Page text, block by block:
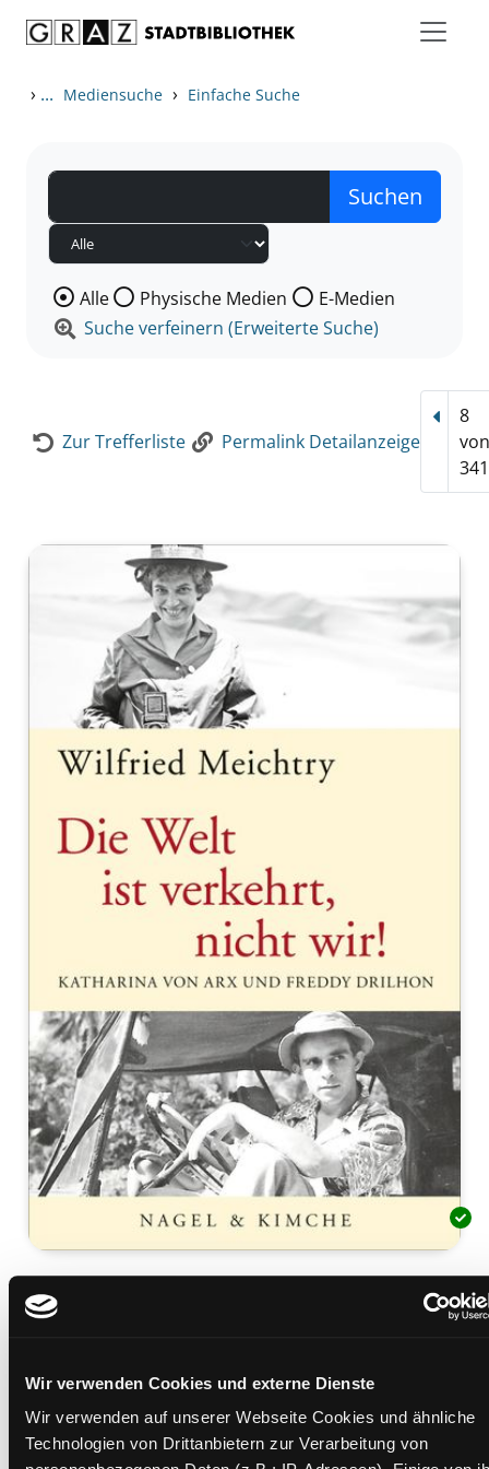
Wir verwenden Cookies und externe Dienste
Wir verwenden auf unserer Webseite Cookies und ähnliche
Technologien von Drittanbietern zur Verarbeitung von
› ... Mediensuche › Einfache Suche
Wählen Sie die Medienart nach der Sie suchen wollen.
Alle Physische Medien
E-Medien
Suche verfeinern (Erweiterte Suche)
Zur Trefferliste Permalink Detailanzeige
8
von
341
Die Welt ist verkehrt, nicht
Katharina von Arx und Freddy Drilhon
Verfasser:Suche nach diesem Verfasser
Meichtry, Wilfried